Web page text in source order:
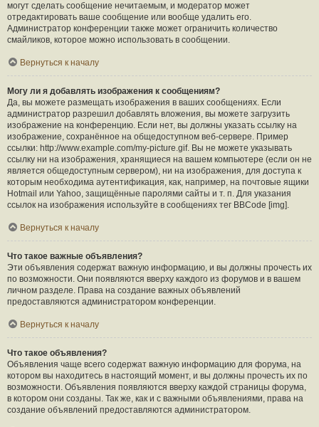
могут сделать сообщение нечитаемым, и модератор может
отредактировать ваше сообщение или вообще удалить его.
Администратор конференции также может ограничить количество
смайликов, которое можно использовать в сообщении.
Вернуться к началу
Могу ли я добавлять изображения к сообщениям?
Да, вы можете размещать изображения в ваших сообщениях. Если
администратор разрешил добавлять вложения, вы можете загрузить
изображение на конференцию. Если нет, вы должны указать ссылку на
изображение, сохранённое на общедоступном веб-сервере. Пример
ссылки: http://www.example.com/my-picture.gif. Вы не можете указывать
ссылку ни на изображения, хранящиеся на вашем компьютере (если он не
является общедоступным сервером), ни на изображения, для доступа к
которым необходима аутентификация, как, например, на почтовые ящики
Hotmail или Yahoo, защищённые паролями сайты и т. п. Для указания
ссылок на изображения используйте в сообщениях тег BBCode [img].
Вернуться к началу
Что такое важные объявления?
Эти объявления содержат важную информацию, и вы должны прочесть их
по возможности. Они появляются вверху каждого из форумов и в вашем
личном разделе. Права на создание важных объявлений
предоставляются администратором конференции.
Вернуться к началу
Что такое объявления?
Объявления чаще всего содержат важную информацию для форума, на
котором вы находитесь в настоящий момент, и вы должны прочесть их по
возможности. Объявления появляются вверху каждой страницы форума,
в котором они созданы. Так же, как и с важными объявлениями, права на
создание объявлений предоставляются администратором.